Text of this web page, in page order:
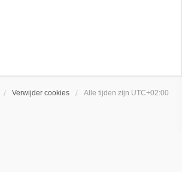
Verwijder cookies Alle tijden zijn UTC+02:00